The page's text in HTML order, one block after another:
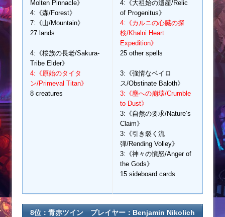
Molten Pinnacle》
4:《森/Forest》
7:《山/Mountain》
27 lands
4:《桜族の長老/Sakura-
Tribe Elder》
4:《原始のタイタ
ン/Primeval Titan》
8 creatures
4:《大祖始の遺産/Relic
of Progenitus》
4:《カルニの心臓の探
検/Khalni Heart
Expedition》
25 other spells
3:《強情なベイロ
ス/Obstinate Baloth》
3:《塵への崩壊/Crumble
to Dust》
3:《自然の要求/Nature’s
Claim》
3:《引き裂く流
弾/Rending Volley》
3:《神々の憤怒/Anger of
the Gods》
15 sideboard cards
8位：青赤ツイン プレイヤー：Benjamin Nikolich